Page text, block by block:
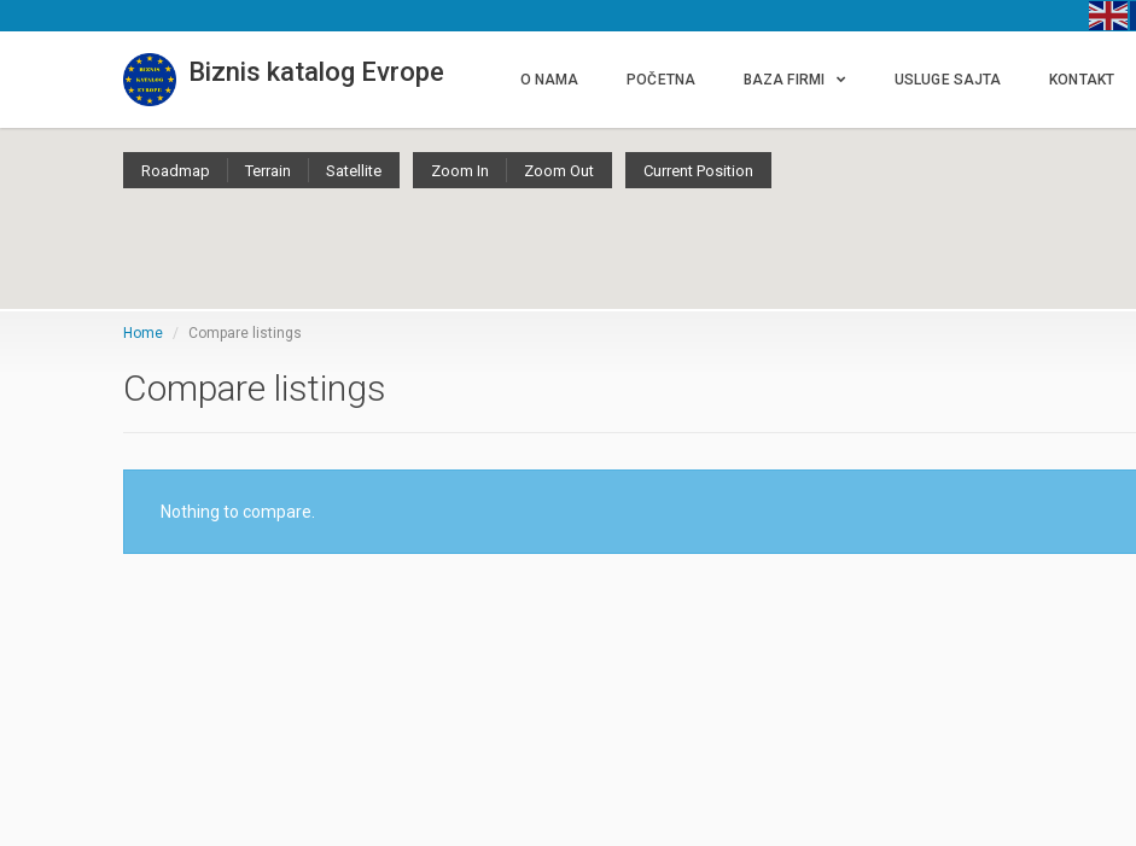
Biznis katalog Evrope O NAMA POČETNA BAZA FIRMI USLUGE SAJTA KONTAKT
Roadmap Terrain Satellite Zoom In Zoom Out Current Position
Home Compare listings
Compare listings
Nothing to compare.